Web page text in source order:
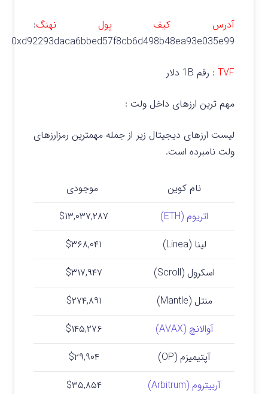
آدرس کیف پول نهنگ:
0xd92293daca6bbed57f8cb6d498b48ea93e035e99
TVF : رقم 1B دلار
مهم ترین ارزهای داخل ولت :
لیست ارزهای دیجیتال زیر از جمله مهمترین رمزارزهای
ولت نامبرده است.
نام کوین
موجودی
اتریوم (ETH)
$۱۳,۰۳۷,۲۸۷
لینا (Linea)
$۳۶۸,۰۴۱
اسکرول (Scroll)
$۳۱۷,۹۴۷
منتل (Mantle)
$۲۷۴,۸۹۱
آوالانچ (AVAX)
$۱۴۵,۲۷۶
آپتیمیزم (OP)
$۲۹,۹۰۴
آربیتروم (Arbitrum)
$۳۵,۸۵۴